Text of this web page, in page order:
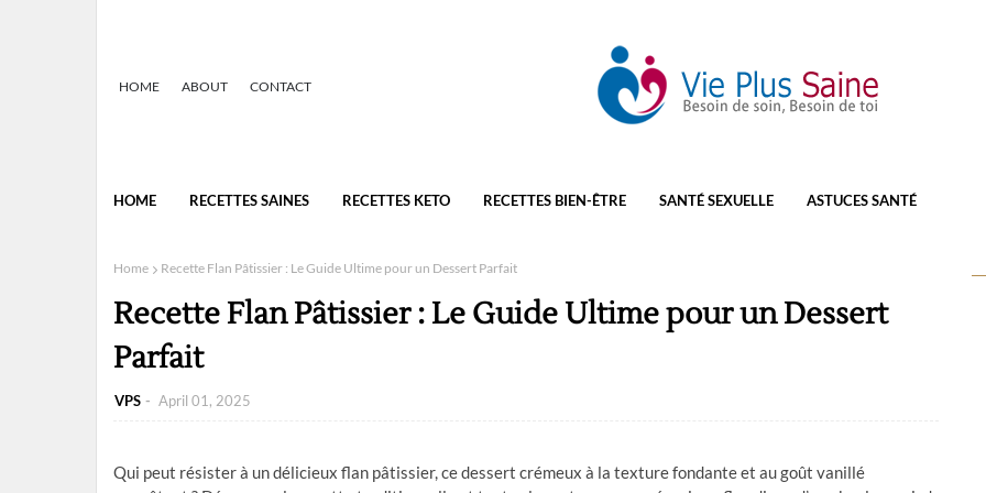
HOME ABOUT CONTACT
HOME RECETTES SAINES RECETTES KETO RECETTES BIEN-ÊTRE SANTÉ SEXUELLE ASTUCES SANTÉ
Home Recette Flan Pâtissier : Le Guide Ultime pour un Dessert Parfait
Recette Flan Pâtissier : Le Guide Ultime pour un Dessert
Parfait
VPS April 01, 2025
Qui peut résister à un délicieux flan pâtissier, ce dessert crémeux à la texture fondante et au goût vanillé